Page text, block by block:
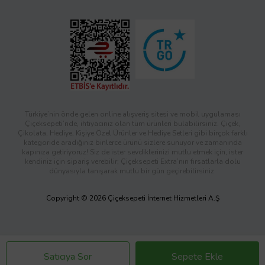
Satıcıya Sor Sepete Ekle
Türkiye’nin önde gelen online alışveriş sitesi ve mobil uygulaması
Çiçeksepeti’nde, ihtiyacınız olan tüm ürünleri bulabilirsiniz. Çiçek,
Çikolata, Hediye, Kişiye Özel Ürünler ve Hediye Setleri gibi birçok farklı
kategoride aradığınız binlerce ürünü sizlere sunuyor ve zamanında
kapınıza getiriyoruz! Siz de ister sevdiklerinizi mutlu etmek için, ister
kendiniz için sipariş verebilir; Çiçeksepeti Extra’nın fırsatlarla dolu
dünyasıyla tanışarak mutlu bir gün geçirebilirsiniz.
Copyright © 2026 Çiçeksepeti İnternet Hizmetleri A.Ş